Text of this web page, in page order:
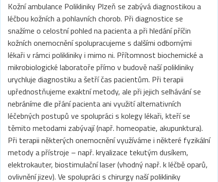
Kožní ambulance Polikliniky Plzeň se zabývá diagnostikou a
léčbou kožních a pohlavních chorob. Při diagnostice se
snažíme o celostní pohled na pacienta a při hledání příčin
kožních onemocnění spolupracujeme s dalšími odbornými
lékaři v rámci polikliniky i mimo ni. Přítomnost biochemické a
mikrobiologické laboratoře přímo v budově naší polikliniky
urychluje diagnostiku a šetří čas pacientům. Při terapii
upřednostňujeme exaktní metody, ale při jejich selhávání se
nebráníme dle přání pacienta ani využití alternativních
léčebných postupů ve spolupráci s kolegy lékaři, kteří se
těmito metodami zabývají (např. homeopatie, akupunktura).
Při terapii některých onemocnění využíváme i některé fyzikální
metody a přístroje – např. kryalizace tekutým dusíkem,
elektrokauter, biostimulační laser (vhodný např. k léčbě oparů,
ovlivnění jizev). Ve spolupráci s chirurgy naší polikliniky